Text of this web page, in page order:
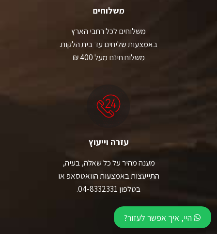
משלוחים
משלוחים לכל רחבי הארץ
באמצעות שליחים עד בית הלקוח.
משלוח חינם מעל 400 ₪
עזרה וייעוץ
מענה מהיר על כל שאלה, בעיה,
התייעצות באמצעות הוואטסאפ או
בטלפון 04-8332331.
היי, איך אפשר לעזור?